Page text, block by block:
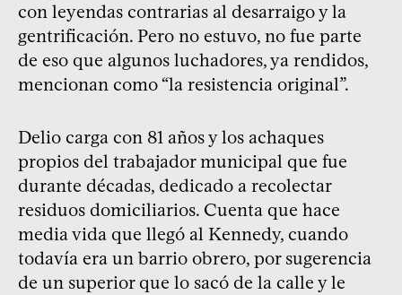
con leyendas contrarias al desarraigo y la
gentrificación. Pero no estuvo, no fue parte
de eso que algunos luchadores, ya rendidos,
mencionan como “la resistencia original”.
Delio carga con 81 años y los achaques
propios del trabajador municipal que fue
durante décadas, dedicado a recolectar
residuos domiciliarios. Cuenta que hace
media vida que llegó al Kennedy, cuando
todavía era un barrio obrero, por sugerencia
de un superior que lo sacó de la calle y le